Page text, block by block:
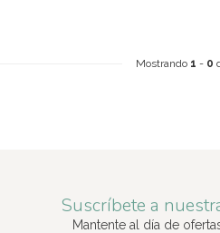
Mostrando 1 - 0
Suscríbete a
Mantente al día de